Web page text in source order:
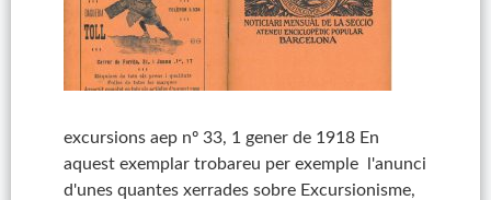
excursions aep nº 33, 1 gener de 1918 En
aquest exemplar trobareu per exemple l'anunci
d'unes quantes xerrades sobre Excursionisme,